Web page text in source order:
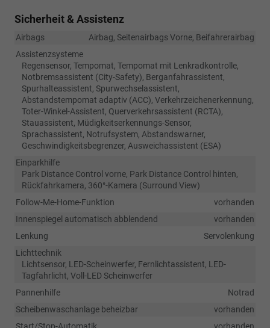
Sicherheit & Assistenz
Airbags
Airbag, Seitenairbags Vorne, Beifahrerairbag
Assistenzsysteme
Regensensor, Tempomat, Tempomat mit Lenkradkontrolle,
Notbremsassistent (City-Safety), Berganfahrassistent,
Spurhalteassistent, Spurwechselassistent,
Abstandstempomat adaptiv (ACC), Verkehrzeichenerkennung,
Toter-Winkel-Assistent, Querverkehrsassistent (RCTA),
Stauassistent, Müdigkeitserkennungs-Sensor,
Sprachassistent, Notrufsystem, Abstandswarner,
Geschwindigkeitsbegrenzer, Ausweichassistent (ESA)
Einparkhilfe
Park Distance Control vorne, Park Distance Control hinten,
Rückfahrkamera, 360°-Kamera (Surround View)
Follow-Me-Home-Funktion
vorhanden
Innenspiegel automatisch abblendend
vorhanden
Lenkung
Servolenkung
Lichttechnik
Lichtsensor, LED-Scheinwerfer, Fernlichtassistent, LED-
Tagfahrlicht, Voll-LED Scheinwerfer
Pannenhilfe
Notrad
Scheibenwaschanlage beheizbar
vorhanden